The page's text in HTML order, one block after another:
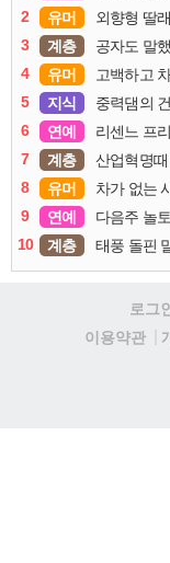
2
유머 외향형 딸
3
계층 공자도 말
4
유머 고백하고
5
지식 중력댐의
6
연예 리센느 프
7
계층 산업혁명
8
유머 차가 없는
9
연예 다음주 놀
10
계층 태풍 돌핀
로그인
이용약관